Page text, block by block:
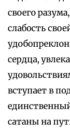
своего
слабость
сердца,
вступает в
сатаны на